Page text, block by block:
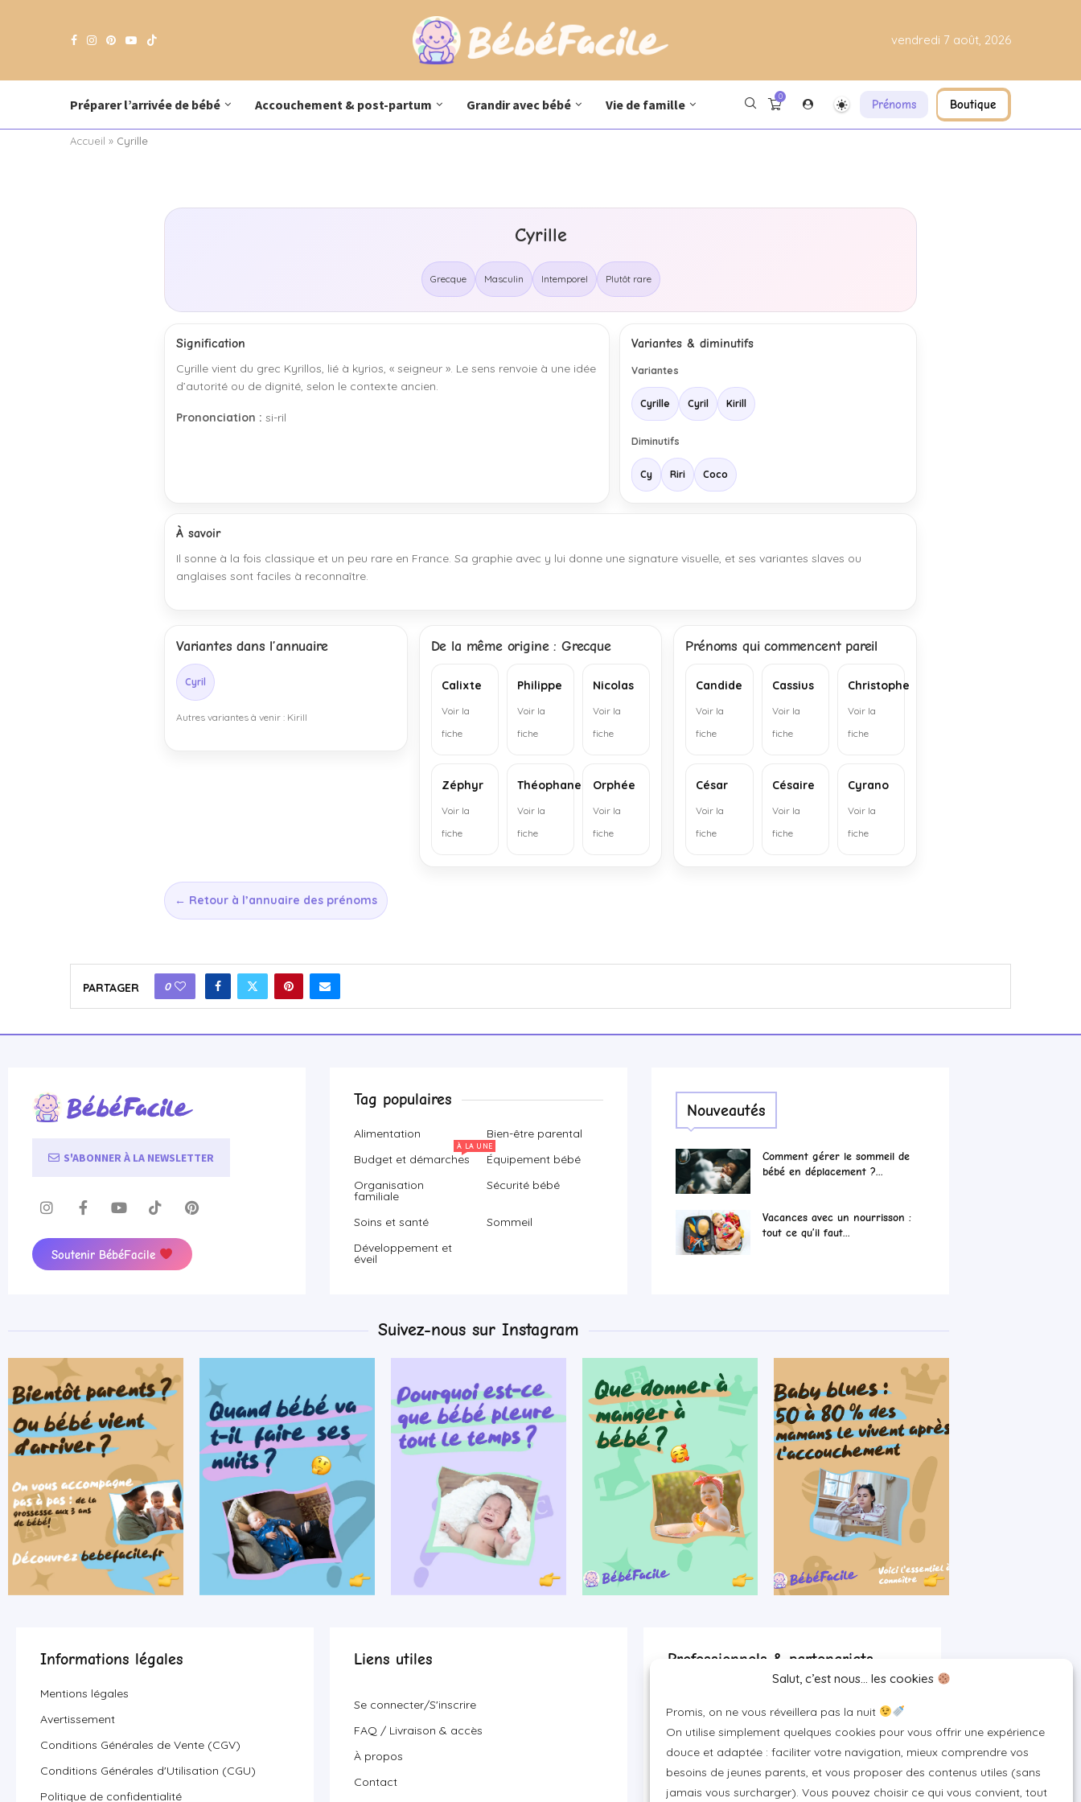
Salut, c’est nous… les cookies
Promis, on ne vous réveillera pas la nuit
On utilise simplement quelques cookies pour vous offrir une expérience
douce et adaptée : faciliter votre navigation, mieux comprendre vos
besoins de jeunes parents, et vous proposer des contenus utiles (sans
jamais vous surcharger). Vous pouvez choisir ce qui vous convient, tout
vendredi 7 août, 2026
Préparer l’arrivée de bébé Accouchement & post-partum Grandir avec bébé Vie de famille
0
Prénoms Boutique
Accueil » Cyrille
Cyrille
Grecque Masculin Intemporel Plutôt rare
Signification
Cyrille vient du grec Kyrillos, lié à kyrios, « seigneur ». Le sens renvoie à une idée
d’autorité ou de dignité, selon le contexte ancien.
Prononciation : si-ril
Variantes & diminutifs
Variantes
Cyrille Cyril Kirill
Diminutifs
Cy Riri Coco
À savoir
Il sonne à la fois classique et un peu rare en France. Sa graphie avec y lui donne une signature visuelle, et ses variantes slaves ou
anglaises sont faciles à reconnaître.
Variantes dans l’annuaire
Cyril
Autres variantes à venir : Kirill
De la même origine : Grecque
Calixte
Voir la
fiche
Philippe
Voir la
fiche
Nicolas
Voir la
fiche
Zéphyr
Voir la
fiche
Théophane
Voir la
fiche
Orphée
Voir la
fiche
Prénoms qui commencent pareil
Candide
Voir la
fiche
Cassius
Voir la
fiche
Christophe
Voir la
fiche
César
Voir la
fiche
Césaire
Voir la
fiche
Cyrano
Voir la
fiche
← Retour à l’annuaire des prénoms
PARTAGER 0
S'ABONNER À LA NEWSLETTER
Soutenir BébéFacile
Tag populaires
Alimentation
Bien-être parental
Budget et démarches
À LA UNE
Équipement bébé
Organisation
familiale
Sécurité bébé
Soins et santé
Sommeil
Développement et
éveil
Nouveautés
Comment gérer le sommeil de
bébé en déplacement ?...
Vacances avec un nourrisson :
tout ce qu’il faut...
Suivez-nous sur Instagram
Informations légales
Mentions légales
Avertissement
Conditions Générales de Vente (CGV)
Conditions Générales d'Utilisation (CGU)
Politique de confidentialité
Liens utiles
Se connecter/S'inscrire
FAQ / Livraison & accès
À propos
Contact
Professionnels & partenariats
Visibilité pour votre marque
Proposer un produit ou un service